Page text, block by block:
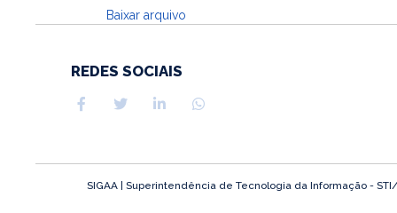
Baixar arquivo
REDES SOCIAIS
SIGAA | Superintendência de Tecnologia da Informação -